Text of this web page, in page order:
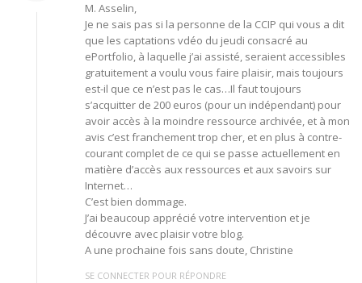
M. Asselin,
Je ne sais pas si la personne de la CCIP qui vous a dit
que les captations vdéo du jeudi consacré au
ePortfolio, à laquelle j’ai assisté, seraient accessibles
gratuitement a voulu vous faire plaisir, mais toujours
est-il que ce n’est pas le cas…Il faut toujours
s’acquitter de 200 euros (pour un indépendant) pour
avoir accès à la moindre ressource archivée, et à mon
avis c’est franchement trop cher, et en plus à contre-
courant complet de ce qui se passe actuellement en
matière d’accès aux ressources et aux savoirs sur
Internet…
C’est bien dommage.
J’ai beaucoup apprécié votre intervention et je
découvre avec plaisir votre blog.
A une prochaine fois sans doute, Christine
SE CONNECTER POUR RÉPONDRE